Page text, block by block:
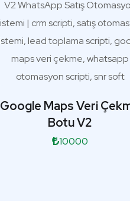
Google Maps Veri
Botu V2
10000